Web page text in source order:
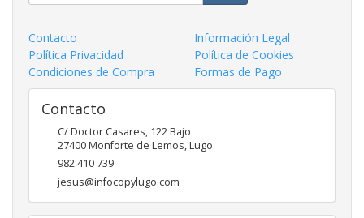
Contacto
Información Legal
Política Privacidad
Política de Cookies
Condiciones de Compra
Formas de Pago
Contacto
C/ Doctor Casares, 122 Bajo
27400Monforte de Lemos,Lugo
982 410 739
jesus@infocopylugo.com